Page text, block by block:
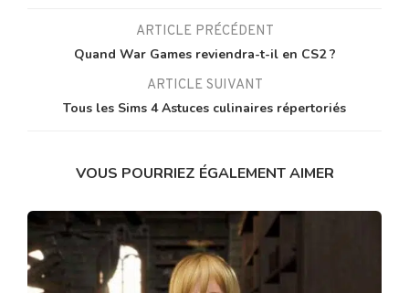
ARTICLE PRÉCÉDENT
Quand War Games reviendra-t-il en CS2 ?
ARTICLE SUIVANT
Tous les Sims 4 Astuces culinaires répertoriés
VOUS POURRIEZ ÉGALEMENT AIMER